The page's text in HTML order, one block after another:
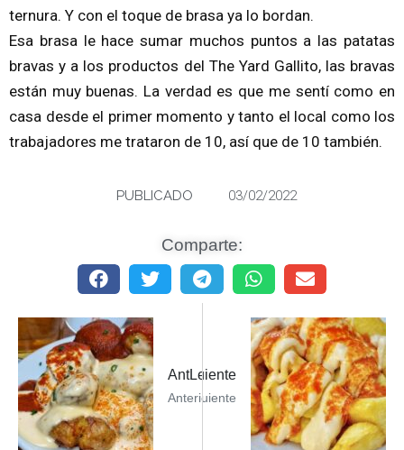
ternura. Y con el toque de brasa ya lo bordan.
Esa brasa le hace sumar muchos puntos a las patatas
bravas y a los productos del The Yard Gallito, las bravas
están muy buenas. La verdad es que me sentí como en
casa desde el primer momento y tanto el local como los
trabajadores me trataron de 10, así que de 10 también.
PUBLICADO 03/02/2022
Comparte:
AntLeer Post AnteriorLas patatas
Anterior
PostLas PalmerasSiguiente
Siguiente